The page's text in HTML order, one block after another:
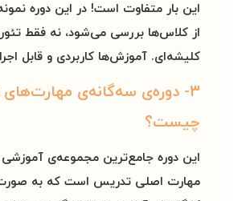
این بار متفاوت است! در این دوره
از کلاس‌ها بررسی می‌شود، نه فقط
کلیشه‌ای. آموزش‌ها کاربردی و قابل
۳- دوره‌ی سه‌گانه‌ی
چیست؟
این دوره جامع‌ترین مجموعه‌ی
مهارت اصلی تدریس است که به